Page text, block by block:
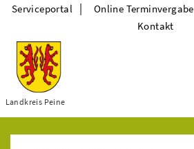
Themen
Landkreis Peine
Serviceportal | Online Terminvergabe
Kontakt